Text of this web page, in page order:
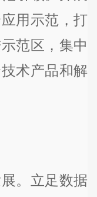
用示范，打
范区，集中
术产品和解
。立足数据